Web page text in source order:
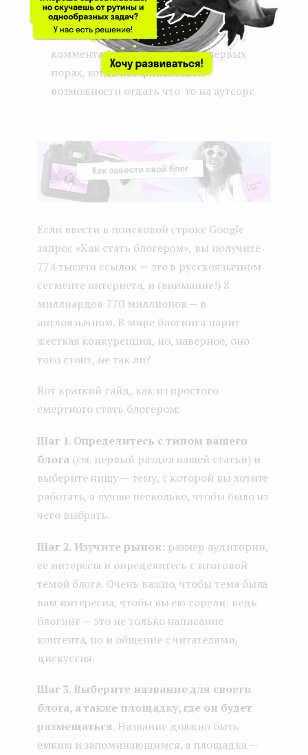
редактирование, работа с
иллюстрациями, ответы на
комментарии) — особенно на первых
порах, когда нет финансовой
возможности отдать что-то на аутсорс.
Если ввести в поисковой строке Google
запрос «Как стать блогером», вы получите
774 тысячи ссылок — это в русскоязычном
сегменте интернета, и (внимание!) 8
миллиардов 770 миллионов — в
англоязычном. В мире блогинга царит
жесткая конкуренция, но, наверное, оно
того стоит, не так ли?
Вот краткий гайд, как из простого
смертного стать блогером:
Шаг 1. Определитесь с типом вашего
блога(см. первый раздел нашей статьи) и
выберите нишу — тему, с которой вы хотите
работать, а лучше несколько, чтобы было из
чего выбрать.
Шаг 2. Изучите рынок: размер аудитории,
ее интересы и определитесь с итоговой
темой блога. Очень важно, чтобы тема была
вам интересна, чтобы вы ею горели: ведь
блогинг — это не только написание
контента, но и общение с читателями,
дискуссия.
Шаг 3. Выберите название для своего
блога, а также площадку, где он будет
размещаться. Название должно быть
емким и запоминающимся, а площадка —